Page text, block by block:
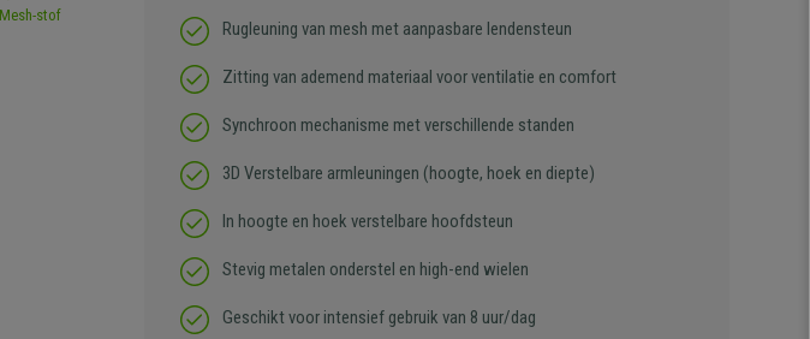
Rugleuning van mesh met aanpasbare lendensteun
Zitting van ademend materiaal voor ventilatie en comfort
Synchroon mechanisme met verschillende standen
3D Verstelbare armleuningen (hoogte, hoek en diepte)
In hoogte en hoek verstelbare hoofdsteun
Stevig metalen onderstel en high-end wielen
Geschikt voor intensief gebruik van 8 uur/dag